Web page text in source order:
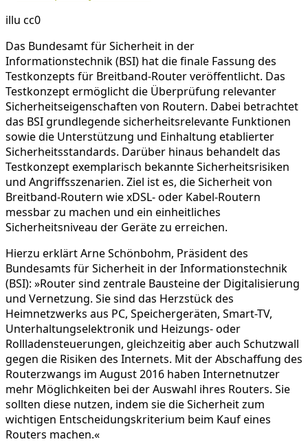
illu cc0
Das Bundesamt für Sicherheit in der
Informationstechnik (BSI) hat die finale Fassung des
Testkonzepts für Breitband-Router veröffentlicht. Das
Testkonzept ermöglicht die Überprüfung relevanter
Sicherheitseigenschaften von Routern. Dabei betrachtet
das BSI grundlegende sicherheitsrelevante Funktionen
sowie die Unterstützung und Einhaltung etablierter
Sicherheitsstandards. Darüber hinaus behandelt das
Testkonzept exemplarisch bekannte Sicherheitsrisiken
und Angriffsszenarien. Ziel ist es, die Sicherheit von
Breitband-Routern wie xDSL- oder Kabel-Routern
messbar zu machen und ein einheitliches
Sicherheitsniveau der Geräte zu erreichen.
Hierzu erklärt Arne Schönbohm, Präsident des
Bundesamts für Sicherheit in der Informationstechnik
(BSI): »Router sind zentrale Bausteine der Digitalisierung
und Vernetzung. Sie sind das Herzstück des
Heimnetzwerks aus PC, Speichergeräten, Smart-TV,
Unterhaltungselektronik und Heizungs- oder
Rollladensteuerungen, gleichzeitig aber auch Schutzwall
gegen die Risiken des Internets. Mit der Abschaffung des
Routerzwangs im August 2016 haben Internetnutzer
mehr Möglichkeiten bei der Auswahl ihres Routers. Sie
sollten diese nutzen, indem sie die Sicherheit zum
wichtigen Entscheidungskriterium beim Kauf eines
Routers machen.«